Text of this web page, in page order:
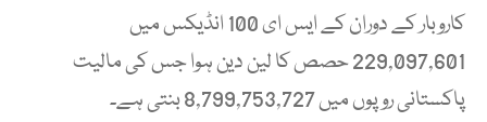
کاروبار کے دوران کے ایس ای 100 انڈیکس میں
229,097,601 حصص کا لین دین ہوا جس کی مالیت
پاکستانی روپوں میں 8,799,753,727 بنتی ہے۔